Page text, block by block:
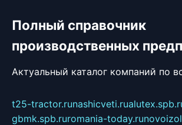
Полный справочник
производственных
Актуальный каталог компаний по
t25-tractor.runashicveti.ru
gbmk.spb.ruromania-today.ru